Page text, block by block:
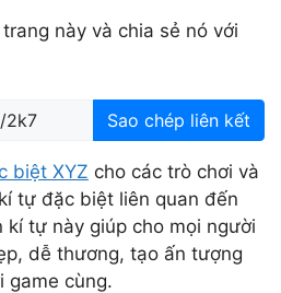
này và chia sẻ nó với
Sao chép liên kết
biệt XYZ cho các trò chơi và
tự đặc biệt liên quan đến
kí tự này giúp cho mọi người
dễ thương, tạo ấn tượng
game cùng.